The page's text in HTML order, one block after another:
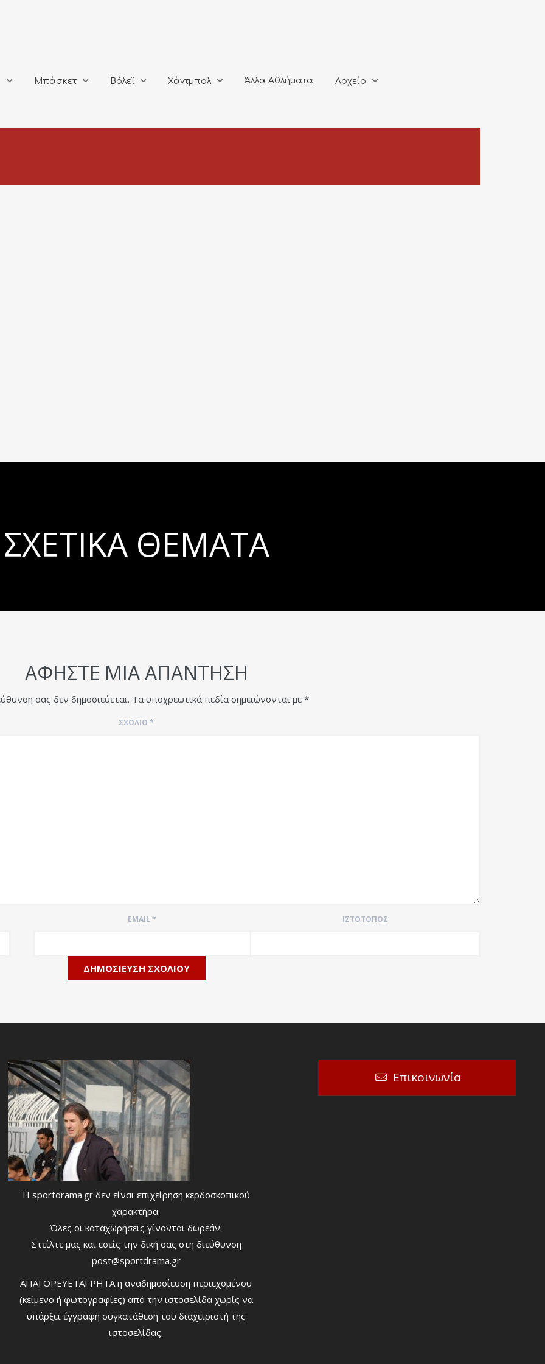
Μπάσκετ Βόλεϊ Χάντμπολ Άλλα Αθλήματα Αρχείο
ΣΧΕΤΙΚΆ ΘΈΜΑΤΑ
ΑΦΉΣΤΕ ΜΙΑ ΑΠΆΝΤΗΣΗ
σας δεν δημοσιεύεται. Τα υποχρεωτικά πεδία σημειώνονται με *
ΣΧΌΛΙΟ *
EMAIL* ΙΣΤΌΤΟΠΟΣ
Η sportdrama.gr δεν είναι επιχείρηση κερδοσκοπικού
χαρακτήρα.
Όλες οι καταχωρήσεις γίνονται δωρεάν.
Στείλτε μας και εσείς την δική σας στη διεύθυνση
post@sportdrama.gr
ΑΠΑΓΟΡΕΥΕΤΑΙ ΡΗΤΑ η αναδημοσίευση περιεχομένου
(κείμενο ή φωτογραφίες) από την ιστοσελίδα χωρίς να
υπάρξει έγγραφη συγκατάθεση του διαχειριστή της
ιστοσελίδας.
Επικοινωνία